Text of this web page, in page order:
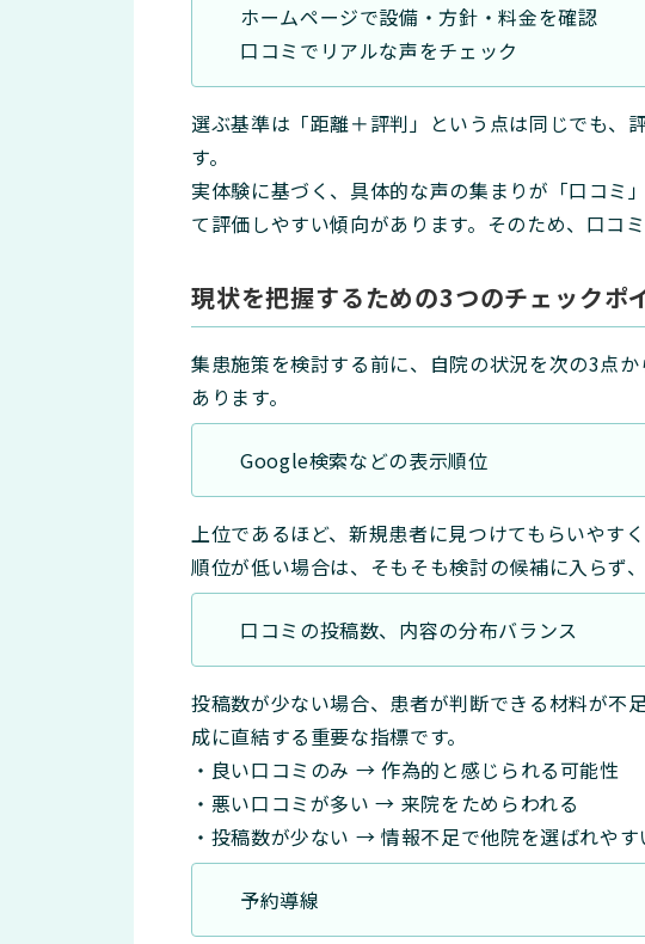
ホームページで設備・方針・料金を確認
口コミでリアルな声をチェック
選ぶ基準は「距離＋評判」という点は同じでも、
す。
実体験に基づく、具体的な声の集まりが「口コミ
て評価しやすい傾向があります。そのため、口コ
現状を把握するための3つのチェックポ
集患施策を検討する前に、自院の状況を次の3点
あります。
Google検索などの表示順位
上位であるほど、新規患者に見つけてもらいやすく
順位が低い場合は、そもそも検討の候補に入らず
口コミの投稿数、内容の分布バランス
投稿数が少ない場合、患者が判断できる材料が不
成に直結する重要な指標です。
・良い口コミのみ → 作為的と感じられる可能性
・悪い口コミが多い → 来院をためらわれる
・投稿数が少ない → 情報不足で他院を選ばれやす
予約導線